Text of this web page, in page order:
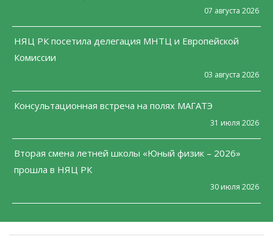
07 августа 2026
НЯЦ РК посетила делегация МНТЦ и Европейской
Комиссии
03 августа 2026
Консультационная встреча на полях МАГАТЭ
31 июля 2026
Вторая смена летней школы «Юный физик – 2026»
прошла в НЯЦ РК
30 июля 2026